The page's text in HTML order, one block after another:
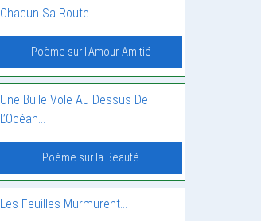
Chacun Sa Route…
Poème sur l'Amour-Amitié
Une Bulle Vole Au Dessus De
L’Océan…
Poème sur la Beauté
Les Feuilles Murmurent…